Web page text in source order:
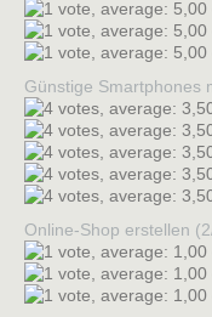
Günstige Smartphones
Online-Shop erstellen